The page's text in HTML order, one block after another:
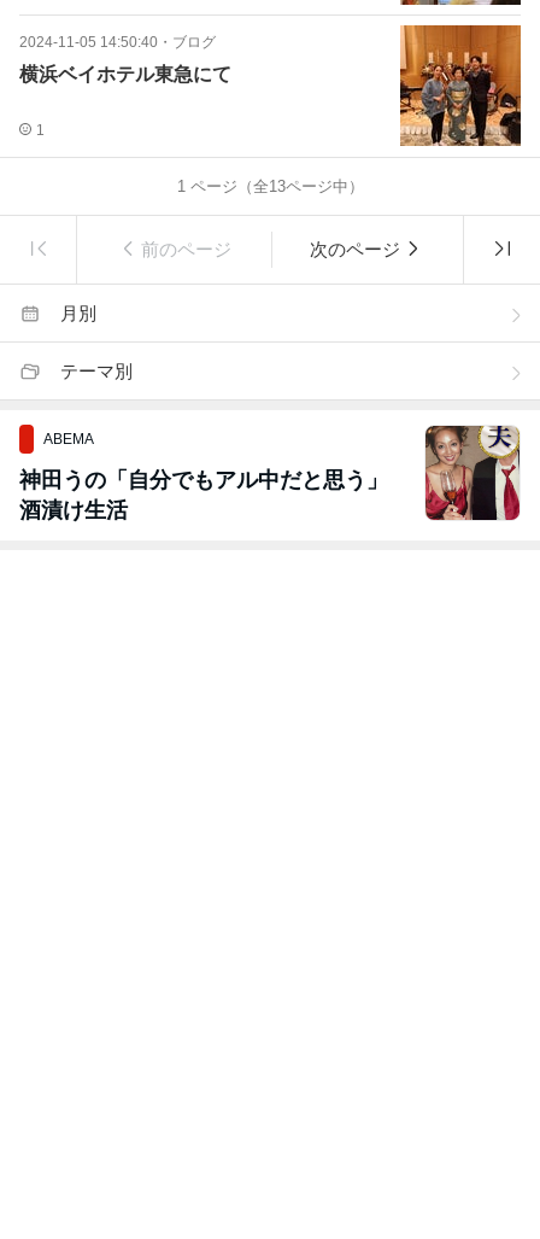
2024-11-05 14:50:40 ・ ブログ
横浜ベイホテル東急にて
1
1ページ（全13ページ中）
前のページ 次のページ
月別
テーマ別
ABEMA
神田うの「自分でもアル中だと思う」
酒漬け生活